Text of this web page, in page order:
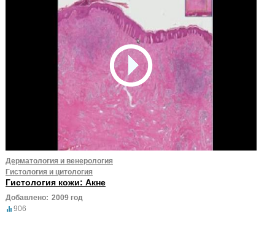
Дерматология и венерология
Гистология и цитология
Гистология кожи: Акне
Добавлено: 2009 год
906